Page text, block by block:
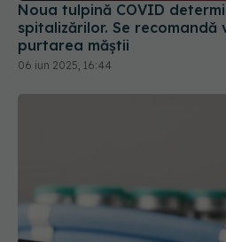
Noua tulpină COVID
spitalizărilor. Se recomandă
purtarea măștii
06 iun 2025, 16:44